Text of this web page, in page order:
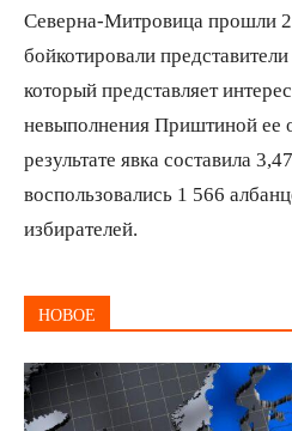
Северна-Митровица прошли
бойкотировали
который представляет
невыполнения Приштиной ее
результате явка составила
воспользовались 1 566
избирателей.
НОВОЕ